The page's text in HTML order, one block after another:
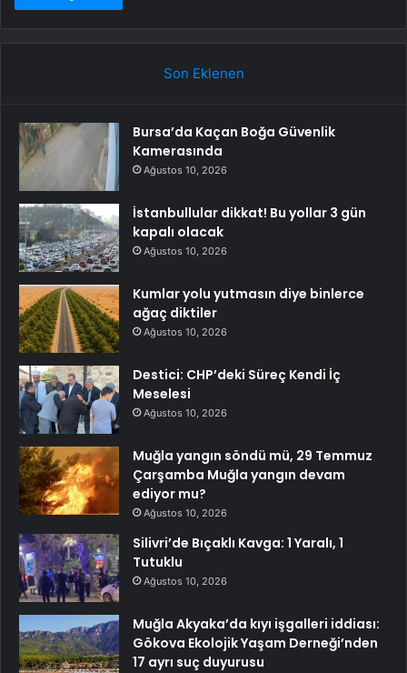
Son Eklenen
Bursa’da Kaçan Boğa Güvenlik
Kamerasında
Ağustos 10, 2026
İstanbullular dikkat! Bu yollar 3 gün
kapalı olacak
Ağustos 10, 2026
Kumlar yolu yutmasın diye binlerce
ağaç diktiler
Ağustos 10, 2026
Destici: CHP’deki Süreç Kendi İç
Meselesi
Ağustos 10, 2026
Muğla yangın söndü mü, 29 Temmuz
Çarşamba Muğla yangın devam
ediyor mu?
Ağustos 10, 2026
Silivri’de Bıçaklı Kavga: 1 Yaralı, 1
Tutuklu
Ağustos 10, 2026
Muğla Akyaka’da kıyı işgalleri iddiası:
Gökova Ekolojik Yaşam Derneği’nden
17 ayrı suç duyurusu